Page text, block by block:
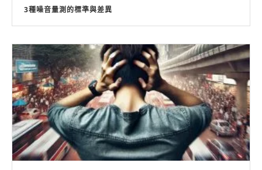
3種噪音量測的標準與差異